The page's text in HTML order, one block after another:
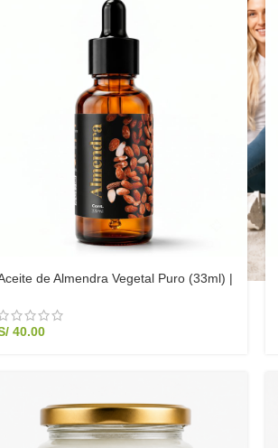
de Almendra Vegetal Puro (33ml) |
40.00